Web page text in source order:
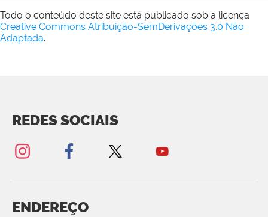
Todo o conteúdo deste site está publicado sob a licença
Creative Commons Atribuição-SemDerivações 3.0 Não
Adaptada.
REDES SOCIAIS
ENDEREÇO